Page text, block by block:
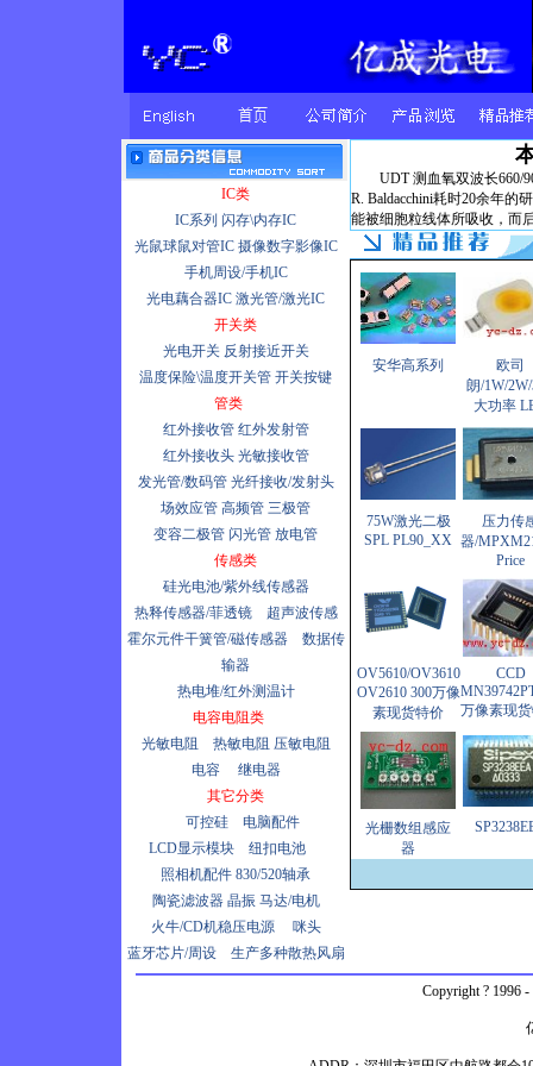
IC类
IC系列 闪存\内存IC
光鼠球鼠对管IC 摄像数字影像IC
手机周设/手机IC
光电藕合器IC 激光管/激光IC
开关类
光电开关 反射接近开关
温度保险\温度开关管 开关按键
管类
红外接收管 红外发射管
红外接收头 光敏接收管
发光管/数码管 光纤接收/发射头
场效应管 高频管 三极管
变容二极管 闪光管 放电管
传感类
硅光电池/紫外线传感器
热释传感器/菲透镜
超声波传感
霍尔元件干簧管/磁传感器
数据传
输器
热电堆/红外测温计
电容电阻类
光敏电阻
热敏电阻 压敏电阻
电容
继电器
其它分类
可控硅
电脑配件
LCD显示模块
纽扣电池
照相机配件 830/520轴承
陶瓷滤波器 晶振 马达/电机
火牛/CD机稳压电源
咪头
蓝牙芯片/周设
生产多种散热风扇
UDT 测血氧双波长660/
R. Baldacchini耗时20余年的
能被细胞粒线体所吸收，而
安华高系列
欧司
朗/1W/
大功率
75W激光二极
SPL PL90_XX
压力传
器/
Price
OV5610/OV3610
OV2610 300万像
素现货特价
CCD
万像素现
光栅数组感应
器
Copyright ? 1996